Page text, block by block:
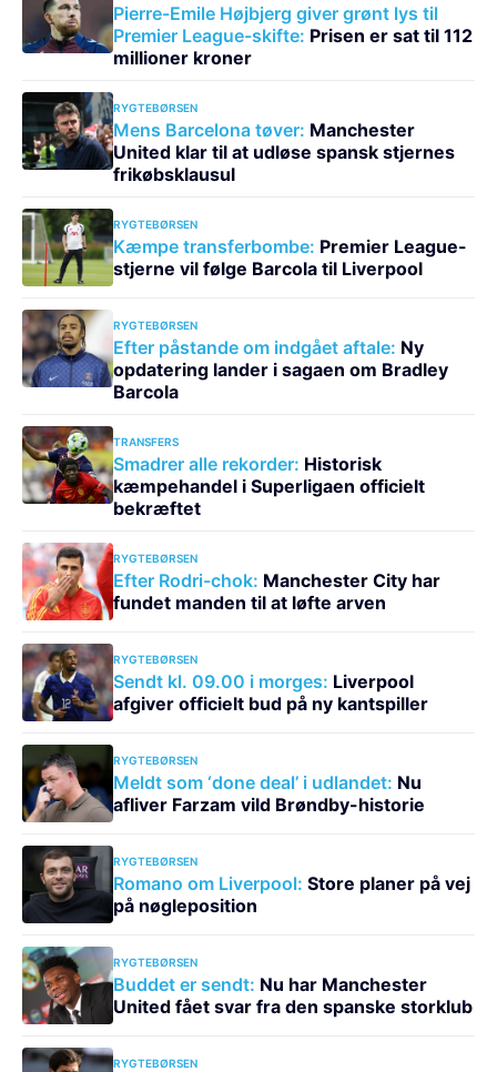
Pierre-Emile Højbjerg giver grønt lys til
Premier League-skifte: Prisen er sat til 112
millioner kroner
RYGTEBØRSEN
Mens Barcelona tøver: Manchester
United klar til at udløse spansk stjernes
frikøbsklausul
RYGTEBØRSEN
Kæmpe transferbombe: Premier League-
stjerne vil følge Barcola til Liverpool
RYGTEBØRSEN
Efter påstande om indgået aftale: Ny
opdatering lander i sagaen om Bradley
Barcola
TRANSFERS
Smadrer alle rekorder: Historisk
kæmpehandel i Superligaen officielt
bekræftet
RYGTEBØRSEN
Efter Rodri-chok: Manchester City har
fundet manden til at løfte arven
RYGTEBØRSEN
Sendt kl. 09.00 i morges: Liverpool
afgiver officielt bud på ny kantspiller
RYGTEBØRSEN
Meldt som ‘done deal’ i udlandet: Nu
afliver Farzam vild Brøndby-historie
RYGTEBØRSEN
Romano om Liverpool: Store planer på vej
på nøgleposition
RYGTEBØRSEN
Buddet er sendt: Nu har Manchester
United fået svar fra den spanske storklub
RYGTEBØRSEN